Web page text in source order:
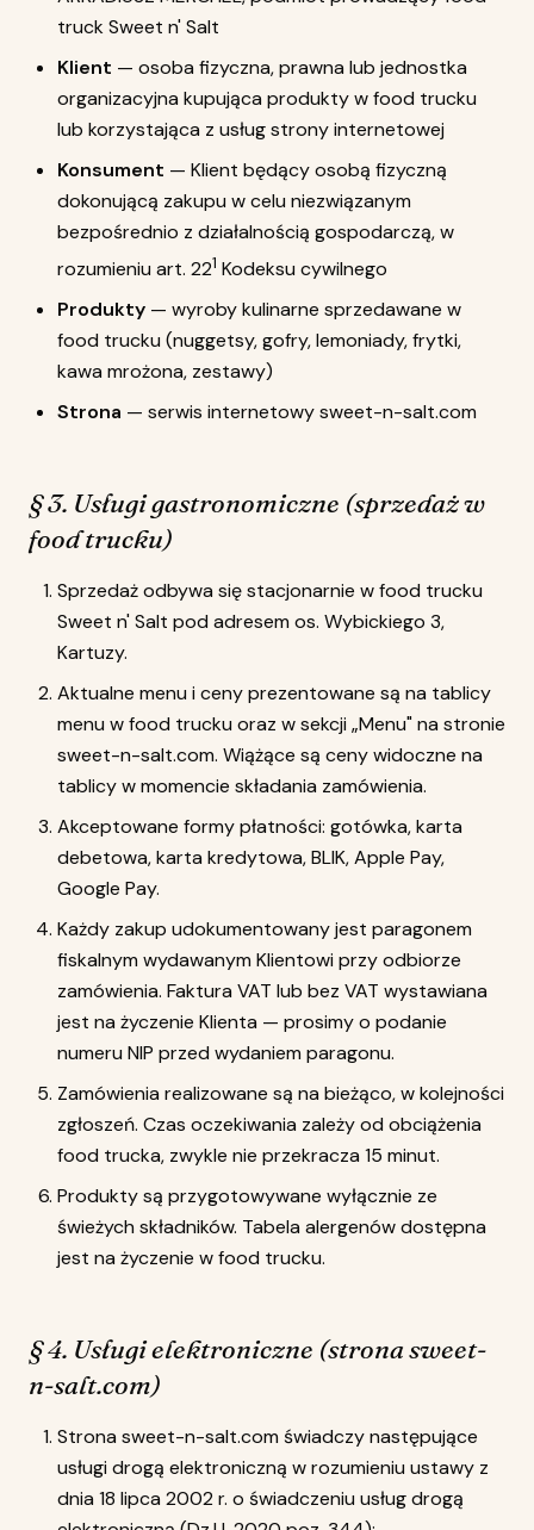
truck Sweet n' Salt
Klient — osoba fizyczna, prawna lub jednostka
organizacyjna kupująca produkty w food trucku
lub korzystająca z usług strony internetowej
Konsument — Klient będący osobą fizyczną
dokonującą zakupu w celu niezwiązanym
bezpośrednio z działalnością gospodarczą, w
rozumieniu art. 221 Kodeksu cywilnego
Produkty — wyroby kulinarne sprzedawane w
food trucku (nuggetsy, gofry, lemoniady, frytki,
kawa mrożona, zestawy)
Strona — serwis internetowy sweet-n-salt.com
§ 3. Usługi gastronomiczne (sprzedaż w
food trucku)
Sprzedaż odbywa się stacjonarnie w food trucku
Sweet n' Salt pod adresem os. Wybickiego 3,
Kartuzy.
Aktualne menu i ceny prezentowane są na tablicy
menu w food trucku oraz w sekcji „Menu" na stronie
sweet-n-salt.com. Wiążące są ceny widoczne na
tablicy w momencie składania zamówienia.
Akceptowane formy płatności: gotówka, karta
debetowa, karta kredytowa, BLIK, Apple Pay,
Google Pay.
Każdy zakup udokumentowany jest paragonem
fiskalnym wydawanym Klientowi przy odbiorze
zamówienia. Faktura VAT lub bez VAT wystawiana
jest na życzenie Klienta — prosimy o podanie
numeru NIP przed wydaniem paragonu.
Zamówienia realizowane są na bieżąco, w kolejności
zgłoszeń. Czas oczekiwania zależy od obciążenia
food trucka, zwykle nie przekracza 15 minut.
Produkty są przygotowywane wyłącznie ze
świeżych składników. Tabela alergenów dostępna
jest na życzenie w food trucku.
§ 4. Usługi elektroniczne (strona sweet-
n-salt.com)
Strona sweet-n-salt.com świadczy następujące
usługi drogą elektroniczną w rozumieniu ustawy z
dnia 18 lipca 2002 r. o świadczeniu usług drogą